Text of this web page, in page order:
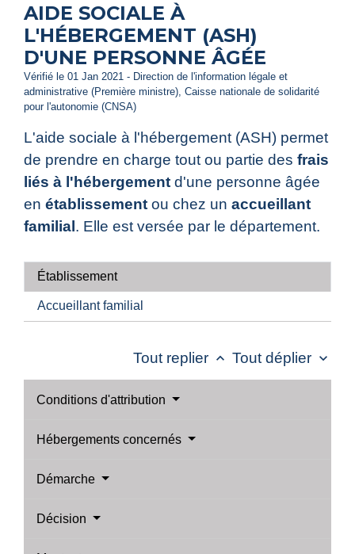
AIDE SOCIALE À
L'HÉBERGEMENT (ASH)
D'UNE PERSONNE ÂGÉE
Vérifié le 01 Jan 2021 - Direction de l'information légale et
administrative (Première ministre), Caisse nationale de solidarité
pour l'autonomie (CNSA)
L'aide sociale à l'hébergement (ASH) permet
de prendre en charge tout ou partie des frais
liés à l'hébergement d'une personne âgée
en établissement ou chez un accueillant
familial . Elle est versée par le département.
Établissement
Accueillant familial
Tout replier keyboard_arrow_up Tout déplier keyboard_arrow_down
Conditions d'attribution
Hébergements concernés
Démarche
Décision